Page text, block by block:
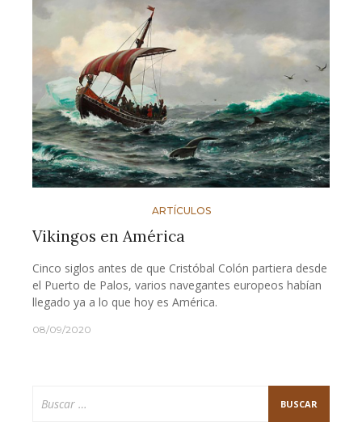
ARTÍCULOS
Vikingos en América
Cinco siglos antes de que Cristóbal Colón partiera desde
el Puerto de Palos, varios navegantes europeos habían
llegado ya a lo que hoy es América.
08/09/2020